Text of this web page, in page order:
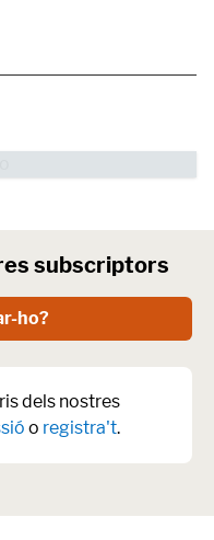
subscriptors
ho?
dels nostres
o registra't.